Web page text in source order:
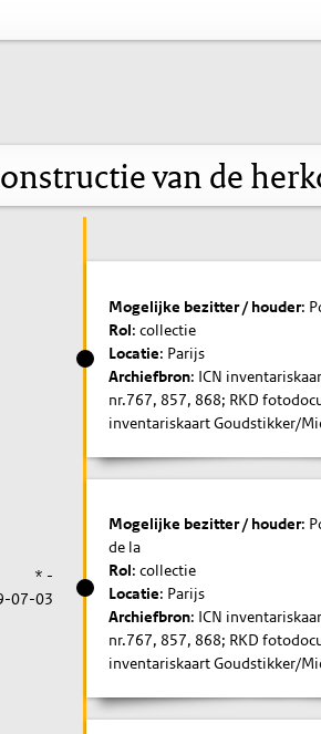
van de
Mogelijke bezitter / houder:
Rol: collectie
Locatie: Parijs
Archiefbron: ICN
nr.767, 857, 868; RKD
inventariskaart Goudstikker/
* -
07-03
Mogelijke bezitter / houder:
de la
Rol: collectie
Locatie: Parijs
Archiefbron: ICN
nr.767, 857, 868; RKD
inventariskaart Goudstikker/